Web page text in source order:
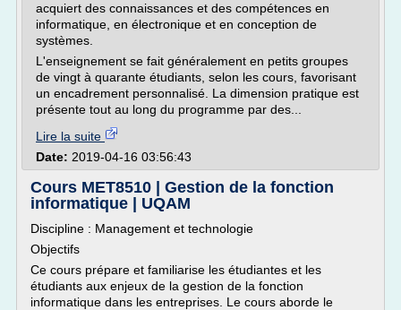
acquiert des connaissances et des compétences en
informatique, en électronique et en conception de
systèmes.
L'enseignement se fait généralement en petits groupes
de vingt à quarante étudiants, selon les cours, favorisant
un encadrement personnalisé. La dimension pratique est
présente tout au long du programme par des...
Lire la suite
Date: 2019-04-16 03:56:43
Cours MET8510 | Gestion de la fonction
informatique | UQAM
Discipline : Management et technologie
Objectifs
Ce cours prépare et familiarise les étudiantes et les
étudiants aux enjeux de la gestion de la fonction
informatique dans les entreprises. Le cours aborde le